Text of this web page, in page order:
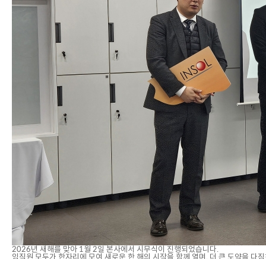
2026년 새해를 맞아 1월 2일 본사에서 시무식이 진행되었습니다.
임직원 모두가 한자리에 모여 새로운 한 해의 시작을 함께 열며, 더 큰 도약을 다